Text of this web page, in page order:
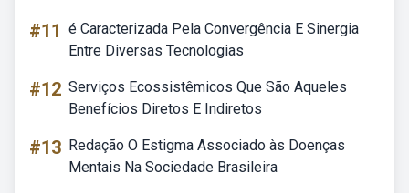
#11 é Caracterizada Pela Convergência E Sinergia
Entre Diversas Tecnologias
#12 Serviços Ecossistêmicos Que São Aqueles
Benefícios Diretos E Indiretos
#13 Redação O Estigma Associado às Doenças
Mentais Na Sociedade Brasileira